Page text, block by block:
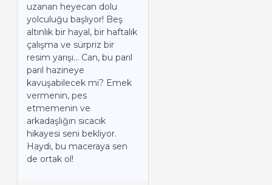
uzanan heyecan dolu
yolculuğu başlıyor! Beş
altınlık bir hayal, bir haftalık
çalışma ve sürpriz bir
resim yarışı... Can, bu parıl
parıl hazineye
kavuşabilecek mi? Emek
vermenin, pes
etmemenin ve
arkadaşlığın sıcacık
hikayesi seni bekliyor.
Haydi, bu maceraya sen
de ortak ol!